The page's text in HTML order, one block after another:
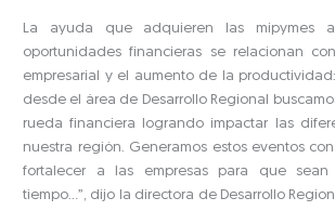
La ayuda que adquieren las mipymes
oportunidades financieras se relacionan
empresarial y el aumento de la
desde el área de Desarrollo Regional
rueda financiera logrando impactar las
nuestra región. Generamos estos eventos
fortalecer a las empresas para que sean
tiempo…”, dijo la directora de Desarrollo